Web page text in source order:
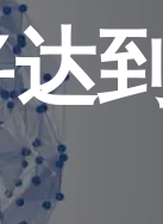
到